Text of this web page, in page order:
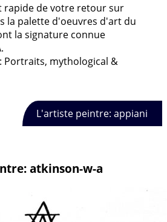
rapide de votre retour sur
la palette d'oeuvres d'art du
la signature connue
Portraits, mythological &
L'artiste peintre: appiani
atkinson-w-a